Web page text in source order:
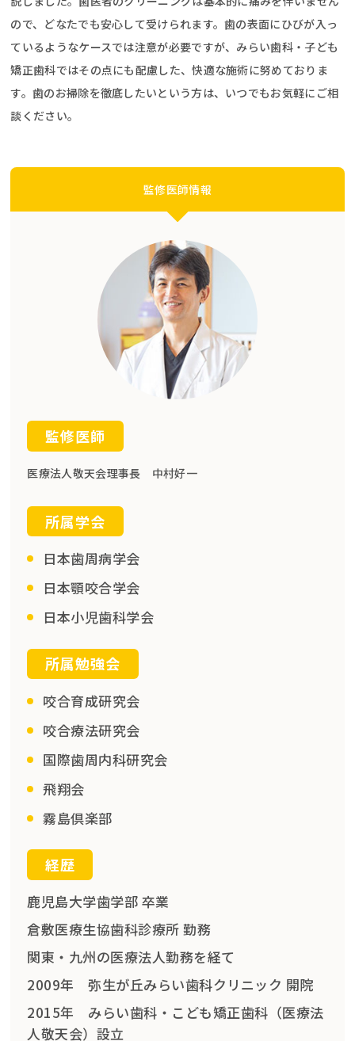
ので、どなたでも安心して受けられます。歯の表面にひびが入っ
ているようなケースでは注意が必要ですが、みらい歯科・子ども
矯正歯科ではその点にも配慮した、快適な施術に努めておりま
す。歯のお掃除を徹底したいという方は、いつでもお気軽にご相
談ください。
監修医師情報
監修医師
医療法人敬天会理事長 中村好一
所属学会
日本歯周病学会
日本顎咬合学会
日本小児歯科学会
所属勉強会
咬合育成研究会
咬合療法研究会
国際歯周内科研究会
飛翔会
霧島倶楽部
経歴
鹿児島大学歯学部 卒業
倉敷医療生協歯科診療所 勤務
関東・九州の医療法人勤務を経て
2009年 弥生が丘みらい歯科クリニック 開院
2015年 みらい歯科・こども矯正歯科（医療法
人敬天会）設立